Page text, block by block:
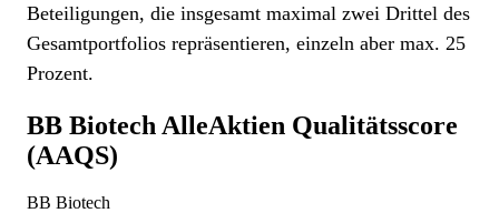
Beteiligungen, die insgesamt maximal zwei Drittel des
Gesamtportfolios repräsentieren, einzeln aber max. 25
Prozent.
BB Biotech AlleAktien Qualitätsscore
(AAQS)
BB Biotech